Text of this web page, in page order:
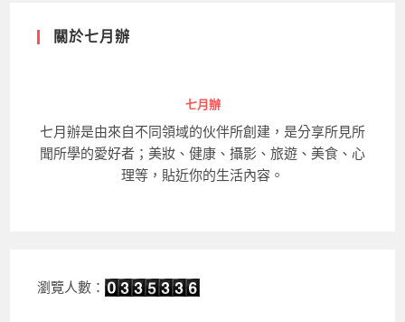
關於七月辦
七月辦
七月辦是由來自不同領域的伙伴所創建，是分享所見所
聞所學的愛好者；美妝、健康、攝影、旅遊、美食、心
理等，貼近你的生活內容。
瀏覽人數：